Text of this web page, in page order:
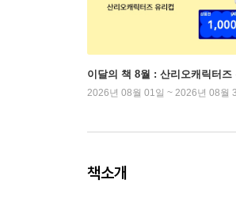
이달의 책 8월 : 산리오캐릭터즈
2026년 08월 01일 ~ 2026년 08월
책소개